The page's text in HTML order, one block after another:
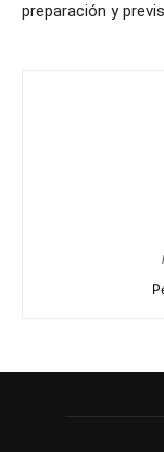
preparación y